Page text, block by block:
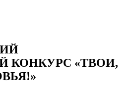
КОНКУРС «ТВОИ,